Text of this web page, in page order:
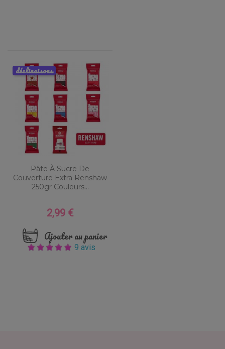
Pâte À Sucre De
Couverture Extra Renshaw
250gr Couleurs...
Prix
2,99 €
Ajouter au panier
9 avis
déclinaisons